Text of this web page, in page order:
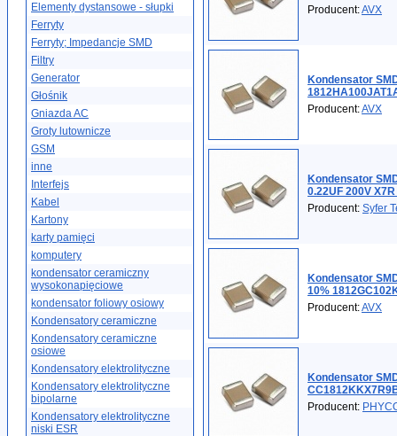
Elementy dystansowe - słupki
Ferryty
Ferryty; Impedancje SMD
Filtry
Generator
Głośnik
Gniazda AC
Groty lutownicze
GSM
inne
Interfejs
Kabel
Kartony
karty pamięci
komputery
kondensator ceramiczny
wysokonapięciowe
kondensator foliowy osiowy
Kondensatory ceramiczne
Kondensatory ceramiczne
osiowe
Kondensatory elektrolityczne
Kondensatory elektrolityczne
bipolarne
Kondensatory elektrolityczne
niski ESR
Producent:AVX
Kondensator
Producent:AVX
Kondensator
0.22UF 200V
Producent: Syfer
Kondensator
10%
Producent:AVX
Kondensator
Producent: